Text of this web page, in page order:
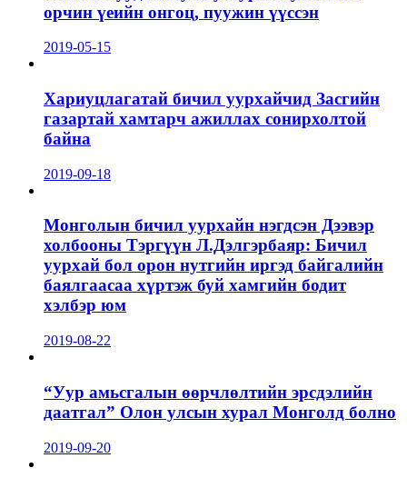
орчин үеийн онгоц, пуужин үүссэн
2019-05-15
Хариуцлагатай бичил уурхайчид Засгийн
газартай хамтарч ажиллах сонирхолтой
байна
2019-09-18
Монголын бичил уурхайн нэгдсэн Дээвэр
холбооны Тэргүүн Л.Дэлгэрбаяр: Бичил
уурхай бол орон нутгийн иргэд байгалийн
баялгаасаа хүртэж буй хамгийн бодит
хэлбэр юм
2019-08-22
“Уур амьсгалын өөрчлөлтийн эрсдэлийн
даатгал” Олон улсын хурал Монголд болно
2019-09-20